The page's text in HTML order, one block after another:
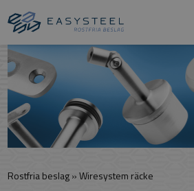
Rostfria beslag»Wiresystem räcke